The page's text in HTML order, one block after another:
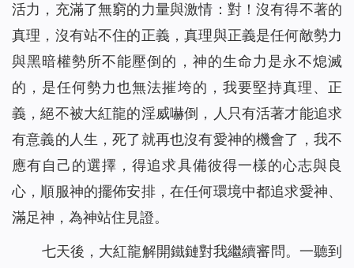
活力，充滿了無窮的力量與激情：對！沒有得不著的
真理，沒有站不住的正義，真理與正義是任何敵勢力
與黑暗權勢所不能壓倒的，神的生命力是永不熄滅
的，是任何勢力也無法摧垮的，我要堅持真理、正
義，絕不被大紅龍的淫威嚇倒，人只有活著才能追求
有意義的人生，死了就再也沒有愛神的機會了，我不
應有自己的選擇，得追求具備彼得一樣的心志與良
心，順服神的擺佈安排，在任何環境中都追求愛神、
滿足神，為神站住見證。
七天後，大紅龍解開鐵鏈對我繼續審問。一聽到